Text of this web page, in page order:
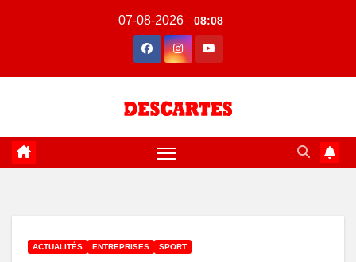
07-08-2026 08:08
ACTUALITÉS ENTREPRISES SPORT